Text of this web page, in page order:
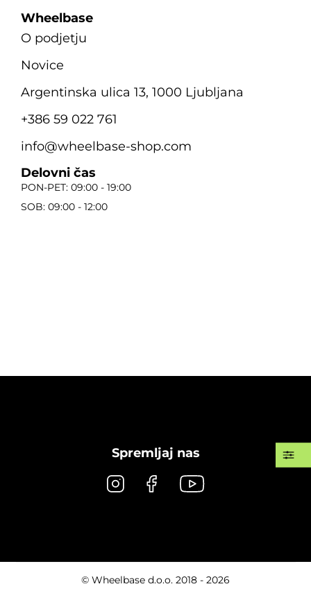
Wheelbase
O podjetju
Novice
Argentinska ulica 13, 1000 Ljubljana
+386 59 022 761
info@wheelbase-shop.com
Delovni čas
PON-PET: 09:00 - 19:00
SOB: 09:00 - 12:00
Spremljaj nas
© Wheelbase d.o.o. 2018 - 2026